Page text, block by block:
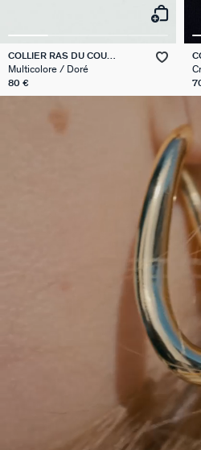
COLLIER RAS DU COU
RAINBOW
Multicolore / Doré
80 €